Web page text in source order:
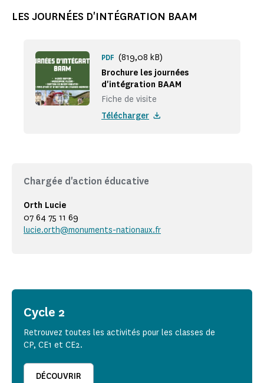
LES JOURNÉES D'INTÉGRATION BAAM
Brochure les journées
d'intégration BAAM
Fiche de visite
PDF (819,08 kB)
Télécharger
Chargée d'action éducative
Orth Lucie
07 64 75 11 69
lucie.orth@monuments-nationaux.fr
Cycle 2
Retrouvez toutes les activités pour les classes de
CP, CE1 et CE2.
DÉCOUVRIR